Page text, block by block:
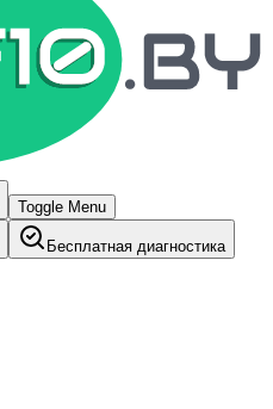
Toggle Menu
Бесплатная диагностика